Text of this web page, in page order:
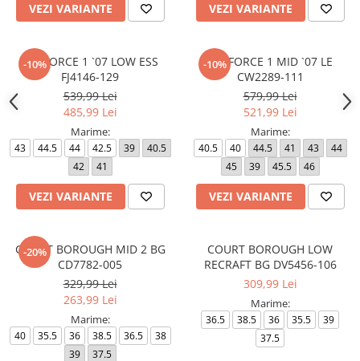
VEZI VARIANTE VEZI VARIANTE
-10%
AIR FORCE 1 `07 LOW ESS
FJ4146-129
539,99 Lei
485,99 Lei
Marime:
43 44.5 44 42.5 39
40.5
42
41
VEZI VARIANTE
-10%
AIR FORCE 1 MID `07 LE
CW2289-111
579,99 Lei
521,99 Lei
Marime:
40.5 40 44.5 41 43
44
45
39 45.5 46
VEZI VARIANTE
-20%
COURT BOROUGH MID 2 BG
CD7782-005
329,99 Lei
263,99 Lei
Marime:
40 35.5 36 38.5 36.5
38
39
37.5
COURT BOROUGH LOW
RECRAFT BG DV5456-106
309,99 Lei
Marime:
36.5 38.5 36 35.5
39
37.5